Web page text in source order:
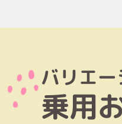
バリエ
乗用